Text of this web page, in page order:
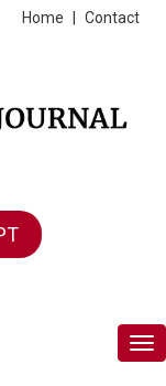
Contact
Home